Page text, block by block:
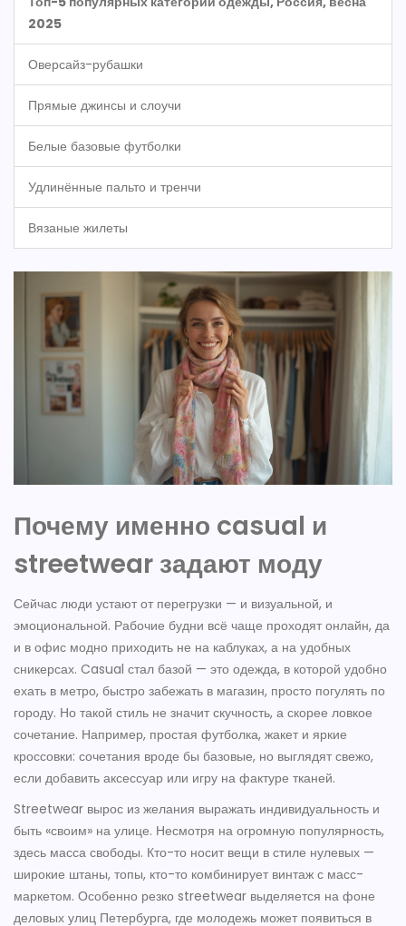
2025
Оверсайз-рубашки
Прямые джинсы и слоучи
Белые базовые футболки
Удлинённые пальто и тренчи
Вязаные жилеты
Почему именно casual и
streetwear задают моду
Сейчас люди устают от перегрузки — и визуальной, и
эмоциональной. Рабочие будни всё чаще проходят онлайн, да
и в офис модно приходить не на каблуках, а на удобных
сникерсах. Casual стал базой — это одежда, в которой удобно
ехать в метро, быстро забежать в магазин, просто погулять по
городу. Но такой стиль не значит скучность, а скорее ловкое
сочетание. Например, простая футболка, жакет и яркие
кроссовки: сочетания вроде бы базовые, но выглядят свежо,
если добавить аксессуар или игру на фактуре тканей.
Streetwear вырос из желания выражать индивидуальность и
быть «своим» на улице. Несмотря на огромную популярность,
здесь масса свободы. Кто-то носит вещи в стиле нулевых —
широкие штаны, топы, кто-то комбинирует винтаж с масс-
маркетом. Особенно резко streetwear выделяется на фоне
деловых улиц Петербурга, где молодежь может появиться в